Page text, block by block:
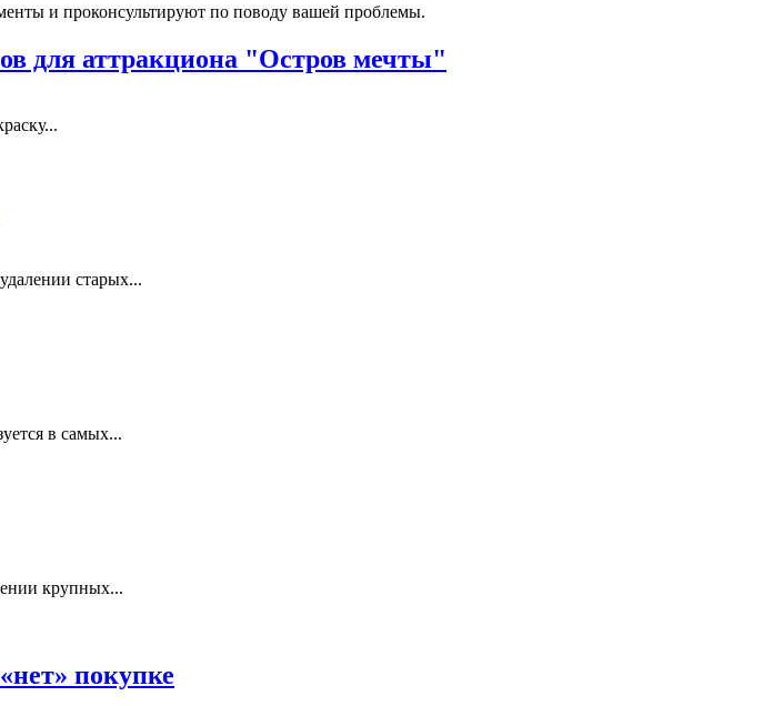
и проконсультируют по поводу вашей проблемы.
для аттракциона "Остров мечты"
старых...
в самых...
крупных...
покупке